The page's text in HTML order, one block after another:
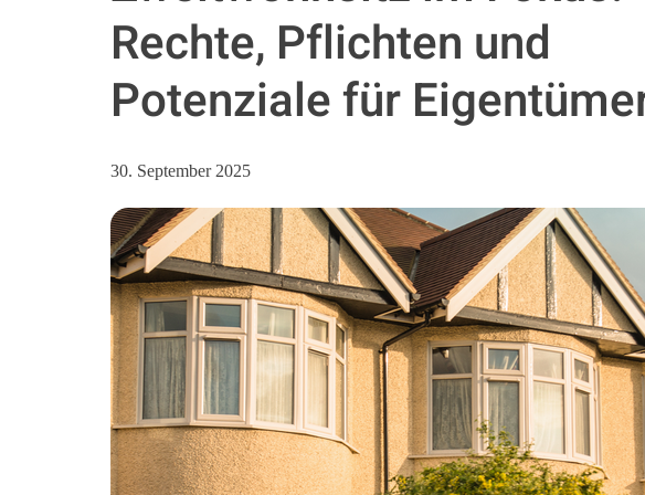
Rechte, Pflichten und
Potenziale für
30. September 2025